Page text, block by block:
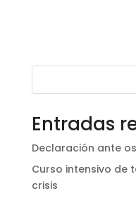
Entradas
Declaración ante
Curso intensivo de
crisis